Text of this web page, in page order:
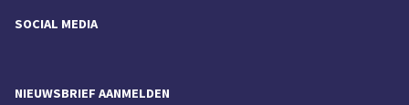
SOCIAL MEDIA
NIEUWSBRIEF AANMELDEN